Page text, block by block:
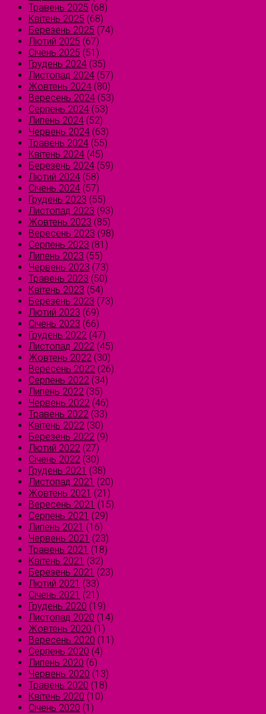
Травень 2025 (68)
Квітень 2025 (68)
Березень 2025 (74)
Лютий 2025 (67)
Січень 2025 (51)
Грудень 2024 (35)
Листопад 2024 (57)
Жовтень 2024 (80)
Вересень 2024 (53)
Серпень 2024 (53)
Липень 2024 (52)
Червень 2024 (63)
Травень 2024 (55)
Квітень 2024 (45)
Березень 2024 (59)
Лютий 2024 (58)
Січень 2024 (57)
Грудень 2023 (55)
Листопад 2023 (93)
Жовтень 2023 (85)
Вересень 2023 (98)
Серпень 2023 (81)
Липень 2023 (55)
Червень 2023 (73)
Травень 2023 (50)
Квітень 2023 (54)
Березень 2023 (73)
Лютий 2023 (69)
Січень 2023 (66)
Грудень 2022 (47)
Листопад 2022 (45)
Жовтень 2022 (30)
Вересень 2022 (26)
Серпень 2022 (34)
Липень 2022 (35)
Червень 2022 (46)
Травень 2022 (33)
Квітень 2022 (30)
Березень 2022 (9)
Лютий 2022 (27)
Січень 2022 (30)
Грудень 2021 (38)
Листопад 2021 (20)
Жовтень 2021 (21)
Вересень 2021 (15)
Серпень 2021 (29)
Липень 2021 (16)
Червень 2021 (23)
Травень 2021 (18)
Квітень 2021 (32)
Березень 2021 (23)
Лютий 2021 (33)
Січень 2021 (21)
Грудень 2020 (19)
Листопад 2020 (14)
Жовтень 2020 (1)
Вересень 2020 (11)
Серпень 2020 (4)
Липень 2020 (6)
Червень 2020 (13)
Травень 2020 (18)
Квітень 2020 (10)
Січень 2020 (1)